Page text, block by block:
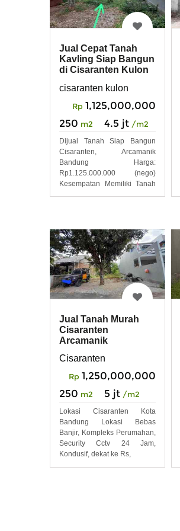
Jual Cepat Tanah
Kavling Siap Bangun
di Cisaranten Kulon
cisaranten kulon
Rp 1,125,000,000
250 m2 4.5 jt /m2
Dijual Tanah Siap Bangun
Cisaranten, Arcamanik
Bandung Harga:
Rp1.125.000.000 (nego)
Kesempatan Memiliki Tanah
Jual Tanah Murah
Cisaranten
Arcamanik
Cisaranten
Rp 1,250,000,000
250 m2 5 jt /m2
Lokasi Cisaranten Kota
Bandung Lokasi Bebas
Banjir, Kompleks Perumahan,
Security Cctv 24 Jam,
Kondusif, dekat ke Rs,